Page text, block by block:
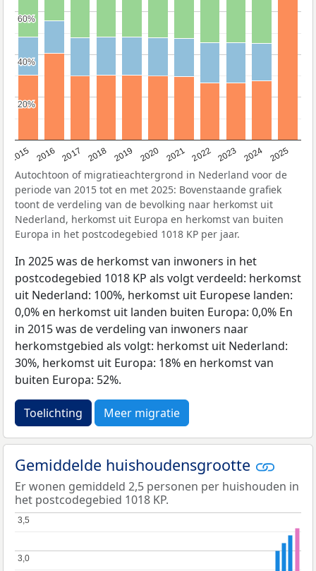
2015 2016 2017 2018 2019 2020 2021 2022 2023 2024 2025
20%
20%
40%
40%
60%
60%
Autochtoon of migratieachtergrond in Nederland voor de
periode van 2015 tot en met 2025: Bovenstaande grafiek
toont de verdeling van de bevolking naar herkomst uit
Nederland, herkomst uit Europa en herkomst van buiten
Europa in het postcodegebied 1018 KP per jaar.
In 2025 was de herkomst van inwoners in het
postcodegebied 1018 KP als volgt verdeeld: herkomst
uit Nederland: 100%, herkomst uit Europese landen:
0,0% en herkomst uit landen buiten Europa: 0,0% En
in 2015 was de verdeling van inwoners naar
herkomstgebied als volgt: herkomst uit Nederland:
30%, herkomst uit Europa: 18% en herkomst van
buiten Europa: 52%.
Toelichting Meer migratie
Gemiddelde huishoudensgrootte
Er wonen gemiddeld 2,5 personen per huishouden in
het postcodegebied 1018 KP.
3,0
3,0
3,5
3,5